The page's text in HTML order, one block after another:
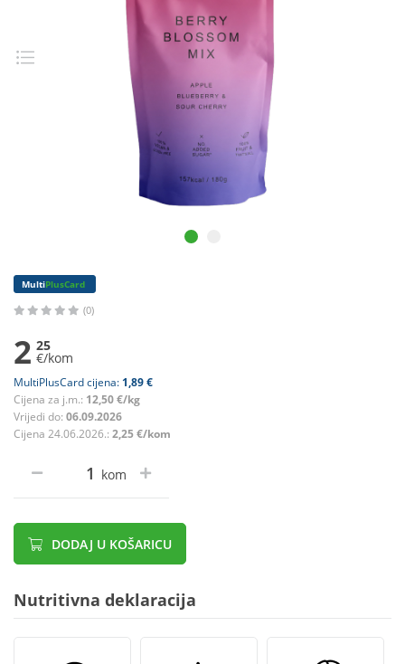
MultiPlusCard
(0)
2 25
€/kom
MultiPlusCard cijena: 1,89 €
Cijena za j.m.: 12,50 €/kg
Vrijedi do: 06.09.2026
Cijena 24.06.2026.: 2,25 €/kom
kom
DODAJ U KOŠARICU
Nutritivna deklaracija